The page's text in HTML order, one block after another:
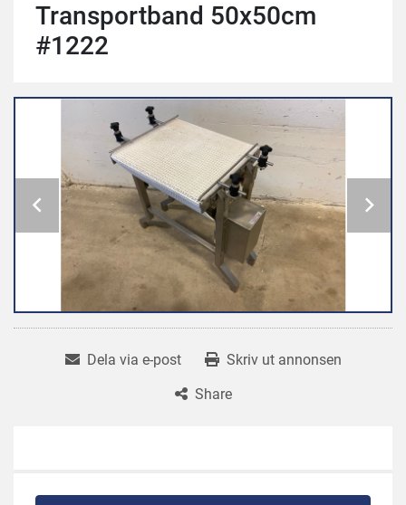
Transportband 50x50cm
#1222
Dela via e-post
Skriv ut annonsen
Share